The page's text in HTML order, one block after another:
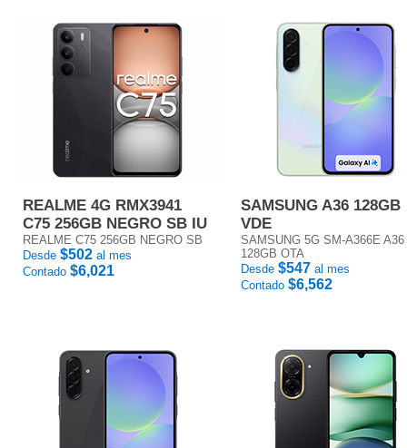
REALME 4G RMX3941
C75 256GB NEGRO SB IU
REALME C75 256GB NEGRO SB
Desde $502 al mes
Contado $6,021
SAMSUNG A36 128GB
VDE
SAMSUNG 5G SM-A366E A36
128GB OTA
Desde $547 al mes
Contado $6,562